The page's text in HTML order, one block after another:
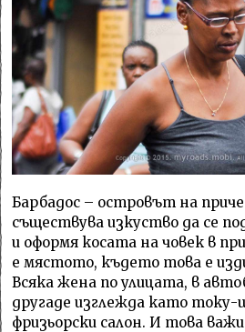
Барбадос – островът на
съществува изкуство да се
и оформя косата на човек в
е мястото, където това е
Всяка жена по улицата, в
другаде изглежда като току-
фризьорски салон. И това